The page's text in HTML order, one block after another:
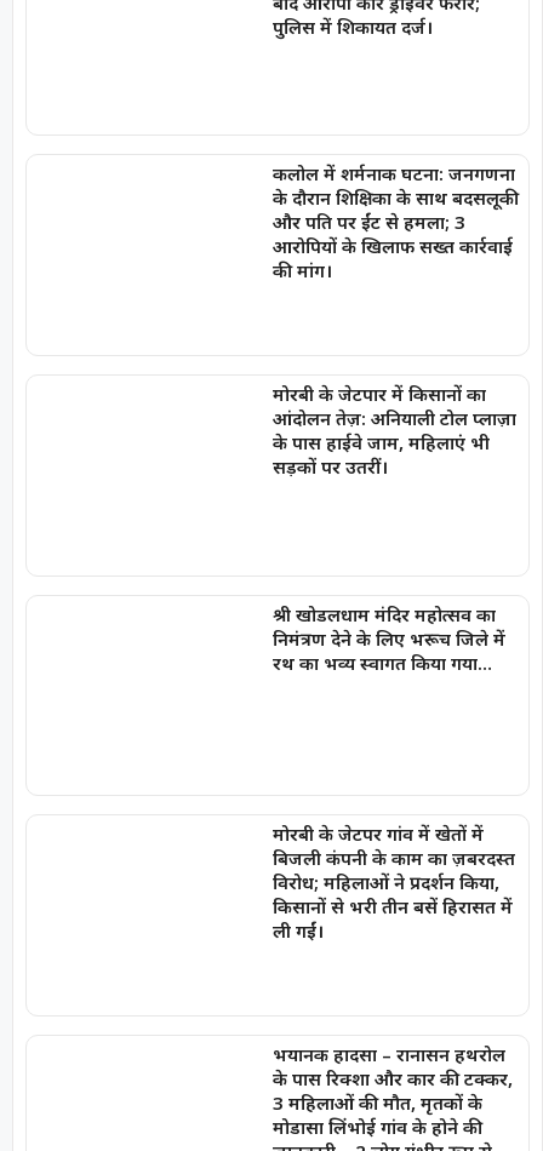
पुलिस में शिकायत दर्ज।
कलोल में शर्मनाक घटना: जनगणना
के दौरान शिक्षिका के साथ बदसलूकी
और पति पर ईंट से हमला; 3
आरोपियों के खिलाफ सख्त कार्रवाई
की मांग।
मोरबी के जेटपार में किसानों का
आंदोलन तेज़: अनियाली टोल प्लाज़ा
के पास हाईवे जाम, महिलाएं भी
सड़कों पर उतरीं।
श्री खोडलधाम मंदिर महोत्सव का
निमंत्रण देने के लिए भरूच जिले में
रथ का भव्य स्वागत किया गया…
मोरबी के जेटपर गांव में खेतों में
बिजली कंपनी के काम का ज़बरदस्त
विरोध; महिलाओं ने प्रदर्शन किया,
किसानों से भरी तीन बसें हिरासत में
ली गईं।
भयानक हादसा – रानासन हथरोल
के पास रिक्शा और कार की टक्कर,
3 महिलाओं की मौत, मृतकों के
मोडासा लिंभोई गांव के होने की